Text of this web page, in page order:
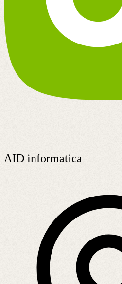
AID informatica